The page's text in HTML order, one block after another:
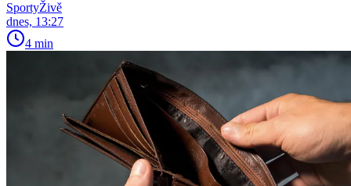
SportyŽivě
dnes, 13:27
4 min